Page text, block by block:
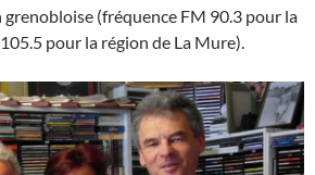
grenobloise (fréquence FM 90.3 pour la
pour la région de La Mure).